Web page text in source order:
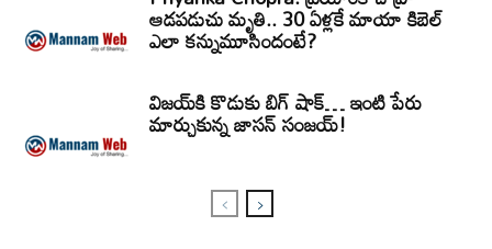
ఆడపడుచు మృతి.. 30 ఏళ్లకే మాయా కిబెల్
ఎలా కన్నుమూసిందంటే?
విజయ్‌కి కొడుకు బిగ్ షాక్… ఇంటి పేరు
మార్చుకున్న జాసన్ సంజయ్!